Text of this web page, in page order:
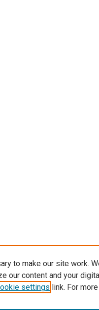
to make our site work.
our content and your
settings link. For